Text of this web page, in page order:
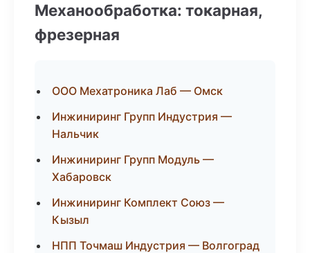
Механообработка: токарная,
фрезерная
ООО Мехатроника Лаб — Омск
Инжиниринг Групп Индустрия —
Нальчик
Инжиниринг Групп Модуль —
Хабаровск
Инжиниринг Комплект Союз —
Кызыл
НПП Точмаш Индустрия — Волгоград